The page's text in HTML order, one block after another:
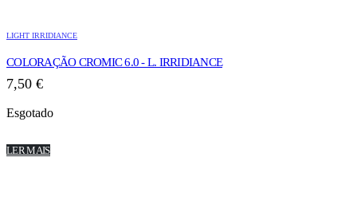
LIGHT IRRIDIANCE
COLORAÇÃO CROMIC 6.0 - L. IRRIDIANCE
7,50 €
Esgotado
LER MAIS